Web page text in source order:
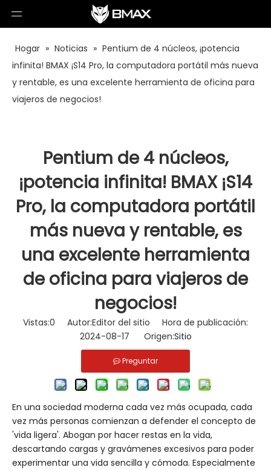
Hogar » Noticias » Pentium de 4 núcleos, ¡potencia
infinita! BMAX ¡S14 Pro, la computadora portátil más nueva
y rentable, es una excelente herramienta de oficina para
viajeros de negocios!
Pentium de 4 núcleos,
¡potencia infinita! BMAX ¡S14
Pro, la computadora portátil
más nueva y rentable, es
una excelente herramienta
de oficina para viajeros de
negocios!
Vistas:0 Autor:Editor del sitio Hora de publicación:
2024-08-17 Origen:Sitio
Preguntar
En una sociedad moderna cada vez más ocupada, cada
vez más personas comienzan a defender el concepto de
'vida ligera'. Abogan por hacer restas en la vida,
descartando cargas y gravámenes excesivos para poder
experimentar una vida sencilla y cómoda. Especialmente